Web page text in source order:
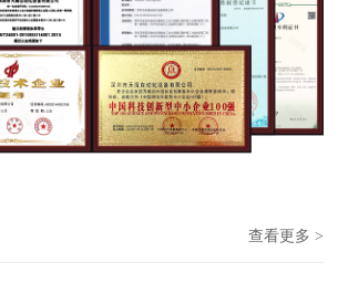
查看更多 >